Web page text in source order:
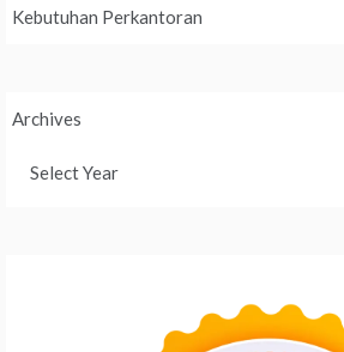
Kebutuhan Perkantoran
Archives